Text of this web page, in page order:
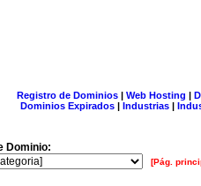
Registro de Dominios| Web Hosting |
Dominios Expirados | Industrias |
Dominio:
[Pág.